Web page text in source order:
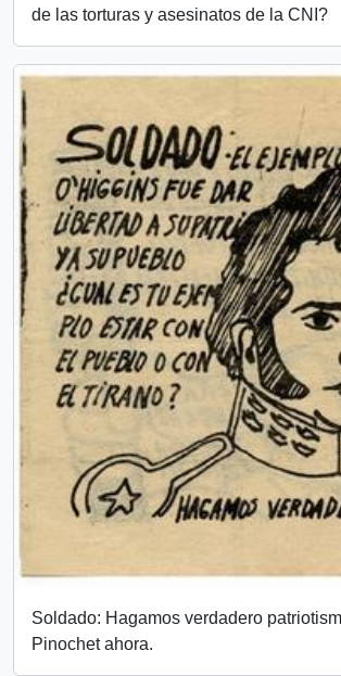
de las torturas y asesinatos de la CNI?
Soldado: Hagamos verdadero
Pinochet ahora.